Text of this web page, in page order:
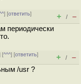
] [ответить]
+ / –
периодически
[^^^] [ответить]
+ / –
/usr ?